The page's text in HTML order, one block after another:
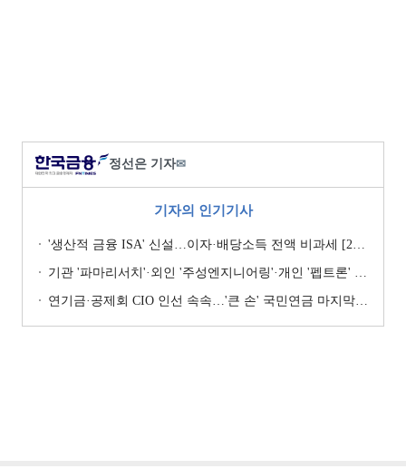
정선은 기자✉
기자의 인기기사
'생산적 금융 ISA' 신설…이자·배당소득 전액 비과세 [2026 세제개편안]
기관 '파마리서치'·외인 '주성엔지니어링'·개인 '펩트론' 1위 [주간 코스닥 순매수- 2026년 7월27일~7월31일]
연기금·공제회 CIO 인선 속속…'큰 손' 국민연금 마지막 타자